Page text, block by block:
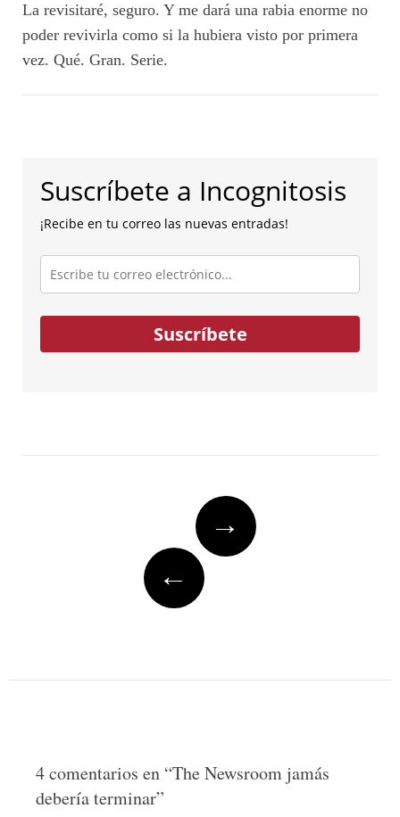
La revisitaré, seguro. Y me dará una rabia enorme no
poder revivirla como si la hubiera visto por primera
vez. Qué. Gran. Serie.
Suscríbete a Incognitosis
¡Recibe en tu correo las nuevas entradas!
Escribe
tu
correo
electrónico...
Suscríbete
→
←
4 comentarios en “The Newsroom jamás
debería terminar”